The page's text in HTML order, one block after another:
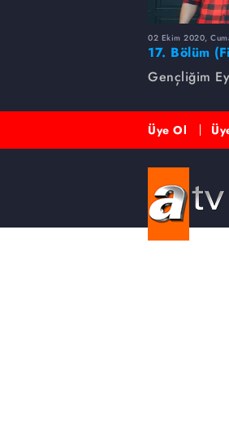
02 Ekim 2020,
17. Bölüm
Gençliğim
Üye Ol